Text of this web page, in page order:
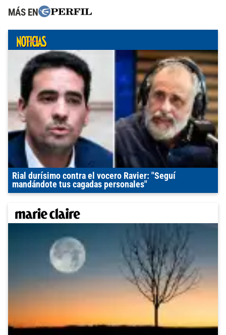
MÁS EN
Rial durísimo contra el vocero Ravier: "Seguí
mandándote tus cagadas personales"